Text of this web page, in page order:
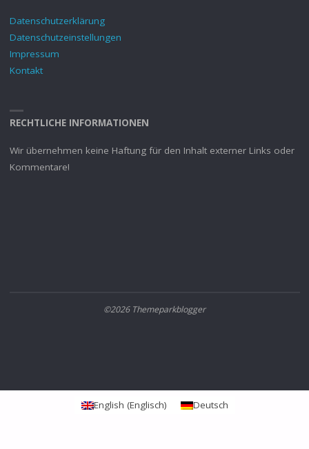
Datenschutzerklärung
Datenschutzeinstellungen
Impressum
Kontakt
RECHTLICHE INFORMATIONEN
Wir übernehmen keine Haftung für den Inhalt externer Links oder
Kommentare!
©2026 Themeparkblogger
English (Englisch) Deutsch